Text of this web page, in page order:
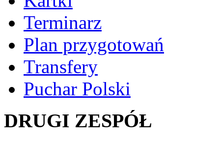
Terminarz
Plan przygotowań
Transfery
Puchar Polski
DRUGI ZESPÓŁ